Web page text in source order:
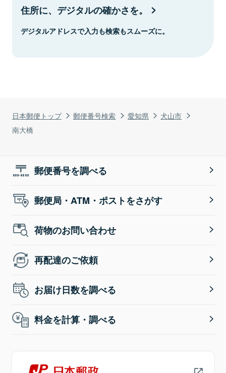
日本郵便トップ 郵便番号検索 愛知県
犬山市
南大橋
住所に、デジタルの確かさを。
デジタルアドレスで入力も検索もスムーズに。
郵便番号を調べる
郵便局・ATM・ポストをさがす
荷物のお問い合わせ
再配達のご依頼
お届け日数を調べる
料金を計算・調べる